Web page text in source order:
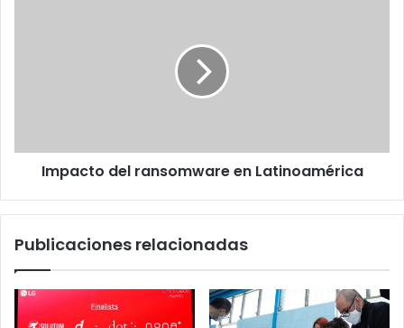
Impacto del ransomware en Latinoamérica
Publicaciones relacionadas